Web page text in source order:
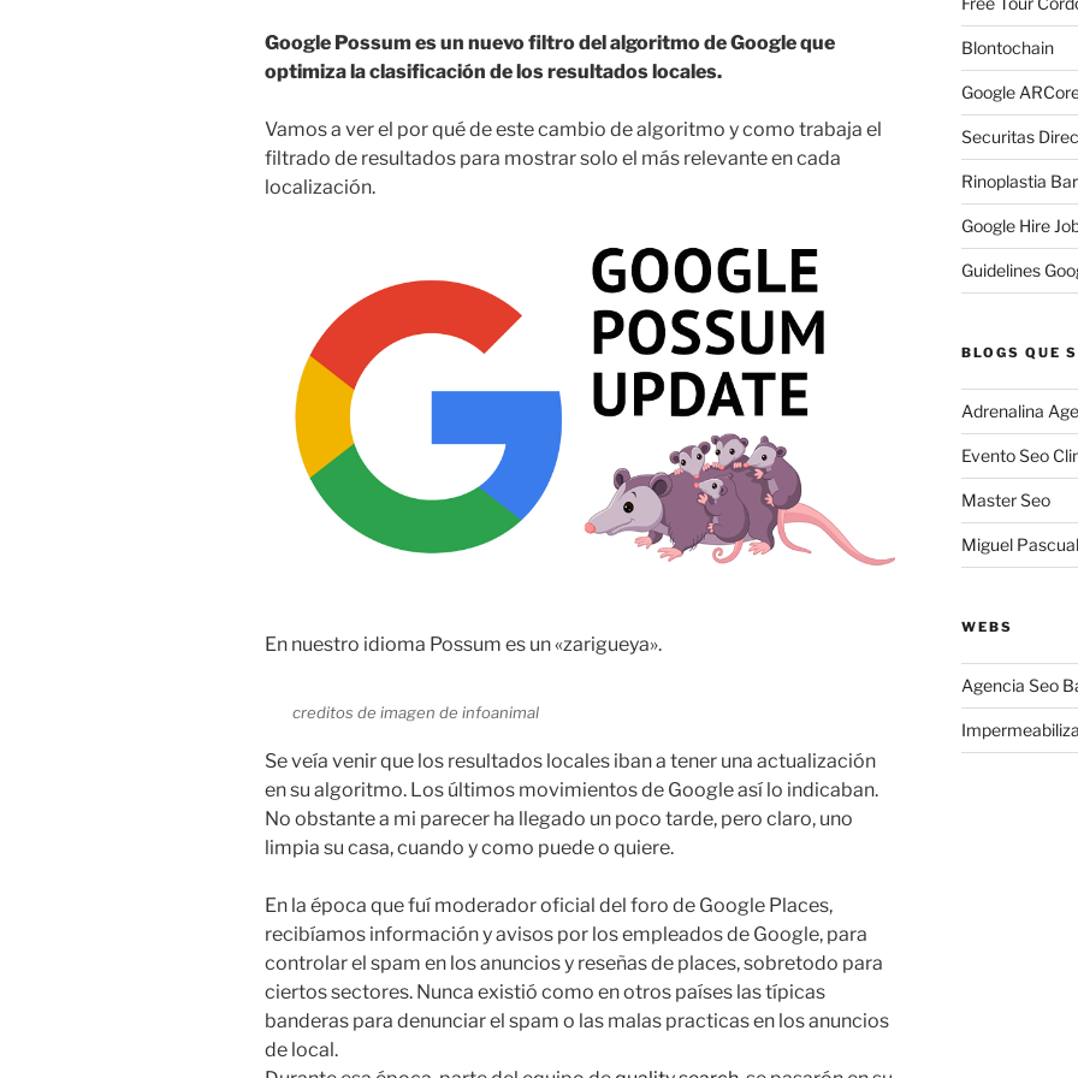
Google Possum es un nuevo filtro del algoritmo de Google que
optimiza la clasificación de los resultados locales.
Vamos a ver el por qué de este cambio de algoritmo y como trabaja el
filtrado de resultados para mostrar solo el más relevante en cada
localización.
En nuestro idioma Possum es un «zarigueya».
creditos de imagen de infoanimal
Se veía venir que los resultados locales iban a tener una actualización
en su algoritmo. Los últimos movimientos de Google así lo indicaban.
No obstante a mi parecer ha llegado un poco tarde, pero claro, uno
limpia su casa, cuando y como puede o quiere.
En la época que fuí moderador oficial del foro de Google Places,
recibíamos información y avisos por los empleados de Google, para
controlar el spam en los anuncios y reseñas de places, sobretodo para
ciertos sectores. Nunca existió como en otros países las típicas
banderas para denunciar el spam o las malas practicas en los anuncios
de local.
Blontochain
Google
Securitas
Rinoplastia
Google Hire
Guidelines
BLOGS QUE
Adrenalina
Evento Seo
Master Seo
Miguel Pascual
WEBS
Agencia Seo